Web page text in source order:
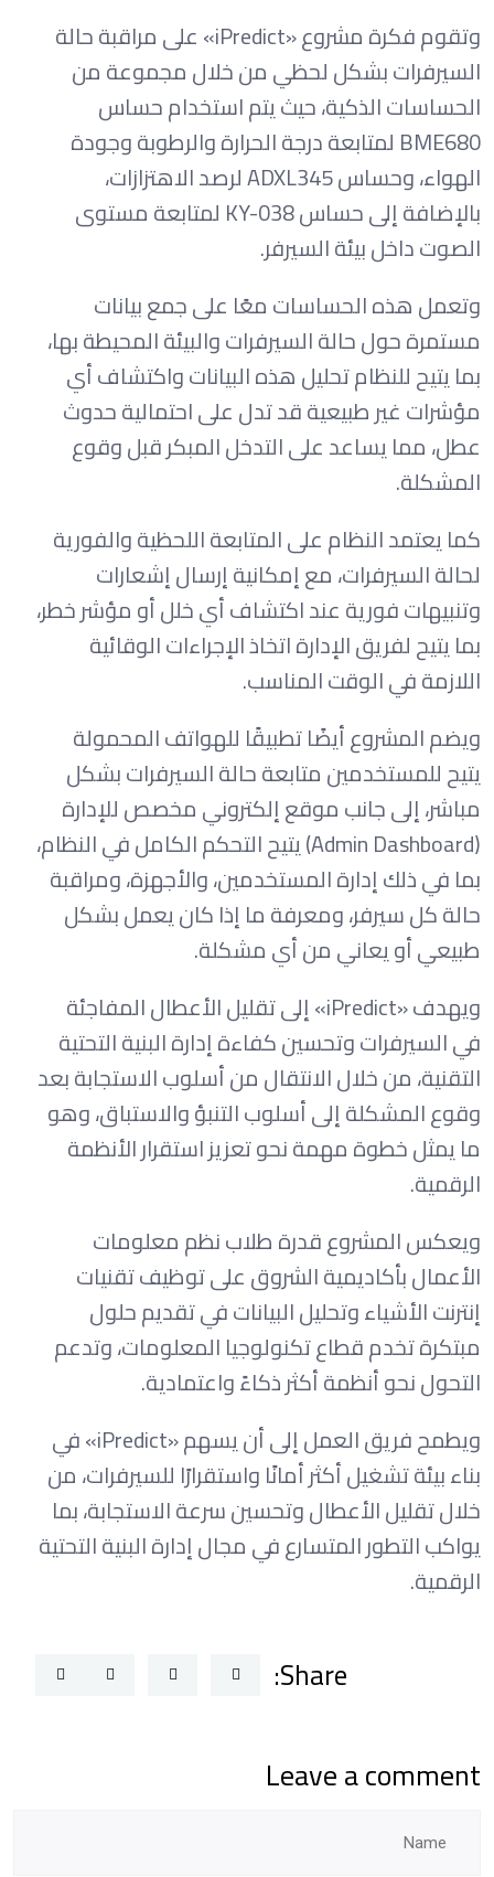
وتقوم فكرة مشروع «iPredict» على مراقبة حالة
السيرفرات بشكل لحظي من خلال مجموعة من
الحساسات الذكية، حيث يتم استخدام حساس
BME680 لمتابعة درجة الحرارة والرطوبة وجودة
الهواء، وحساس ADXL345 لرصد الاهتزازات،
بالإضافة إلى حساس KY-038 لمتابعة مستوى
الصوت داخل بيئة السيرفر.
وتعمل هذه الحساسات معًا على جمع بيانات
مستمرة حول حالة السيرفرات والبيئة المحيطة بها،
بما يتيح للنظام تحليل هذه البيانات واكتشاف أي
مؤشرات غير طبيعية قد تدل على احتمالية حدوث
عطل، مما يساعد على التدخل المبكر قبل وقوع
المشكلة.
كما يعتمد النظام على المتابعة اللحظية والفورية
لحالة السيرفرات، مع إمكانية إرسال إشعارات
وتنبيهات فورية عند اكتشاف أي خلل أو مؤشر خطر،
بما يتيح لفريق الإدارة اتخاذ الإجراءات الوقائية
اللازمة في الوقت المناسب.
ويضم المشروع أيضًا تطبيقًا للهواتف المحمولة
يتيح للمستخدمين متابعة حالة السيرفرات بشكل
مباشر، إلى جانب موقع إلكتروني مخصص للإدارة
(Admin Dashboard) يتيح التحكم الكامل في النظام،
بما في ذلك إدارة المستخدمين، والأجهزة، ومراقبة
حالة كل سيرفر، ومعرفة ما إذا كان يعمل بشكل
طبيعي أو يعاني من أي مشكلة.
ويهدف «iPredict» إلى تقليل الأعطال المفاجئة
في السيرفرات وتحسين كفاءة إدارة البنية التحتية
التقنية، من خلال الانتقال من أسلوب الاستجابة بعد
وقوع المشكلة إلى أسلوب التنبؤ والاستباق، وهو
ما يمثل خطوة مهمة نحو تعزيز استقرار الأنظمة
الرقمية.
ويعكس المشروع قدرة طلاب نظم معلومات
الأعمال بأكاديمية الشروق على توظيف تقنيات
إنترنت الأشياء وتحليل البيانات في تقديم حلول
مبتكرة تخدم قطاع تكنولوجيا المعلومات، وتدعم
التحول نحو أنظمة أكثر ذكاءً واعتمادية.
ويطمح فريق العمل إلى أن يسهم «iPredict» في
بناء بيئة تشغيل أكثر أمانًا واستقرارًا للسيرفرات، من
خلال تقليل الأعطال وتحسين سرعة الاستجابة، بما
يواكب التطور المتسارع في مجال إدارة البنية التحتية
الرقمية.
Share:
Leave a comment